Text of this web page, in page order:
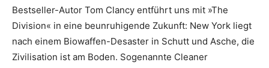
Bestseller-Autor Tom Clancy entführt uns mit »The
Division« in eine beunruhigende Zukunft: New York liegt
nach einem Biowaffen-Desaster in Schutt und Asche, die
Zivilisation ist am Boden. Sogenannte Cleaner